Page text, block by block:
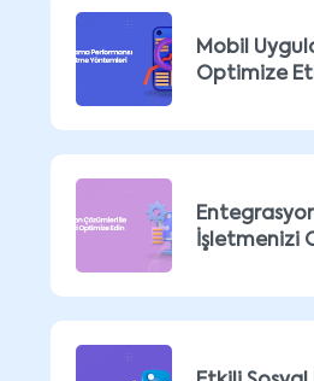
Mobil
Optimize
İşletmenizi